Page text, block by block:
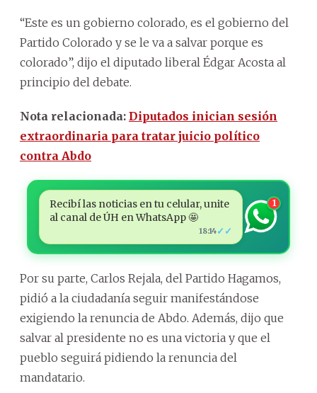
“Este es un gobierno colorado, es el gobierno del
Partido Colorado y se le va a salvar porque es
colorado”, dijo el diputado liberal Édgar Acosta al
principio del debate.
Nota relacionada: Diputados inician sesión
extraordinaria para tratar juicio político
contra Abdo
Recibí las noticias en tu celular, unite
al canal de ÚH en WhatsApp 🤩
18:14✓✓
1
Por su parte, Carlos Rejala, del Partido Hagamos,
pidió a la ciudadanía seguir manifestándose
exigiendo la renuncia de Abdo. Además, dijo que
salvar al presidente no es una victoria y que el
pueblo seguirá pidiendo la renuncia del
mandatario.